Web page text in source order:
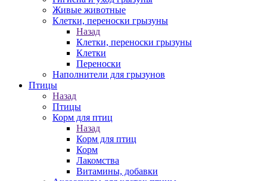
Живые животные
Клетки, переноски грызуны
Назад
Клетки, переноски грызуны
Клетки
Переноски
Наполнители для грызунов
Птицы
Назад
Птицы
Корм для птиц
Назад
Корм для птиц
Корм
Лакомства
Витамины, добавки